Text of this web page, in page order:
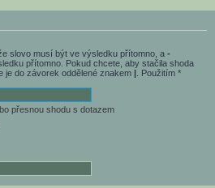
slovo musí být ve výsledku přítomno, a -
přítomno. Pokud chcete, aby stačila shoda
je do závorek oddělené znakem | . Použitím *
přesnou shodu s dotazem